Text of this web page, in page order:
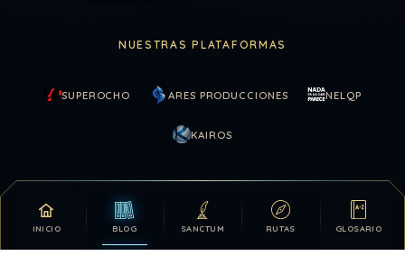
INICIO BLOG SANCTUM RUTAS GLOSARIO
NUESTRAS PLATAFORMAS
SUPEROCHO ARES PRODUCCIONES NELQP
KAIROS
Tu apoyo hace posible que DDLA siga creciendo.